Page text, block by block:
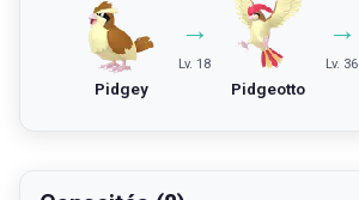
Pidgey
→
Lv. 18
Pidgeotto
→
Lv. 36